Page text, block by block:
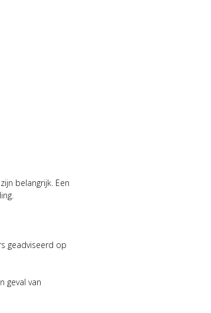
belangrijk. Een
geadviseerd op
geval van